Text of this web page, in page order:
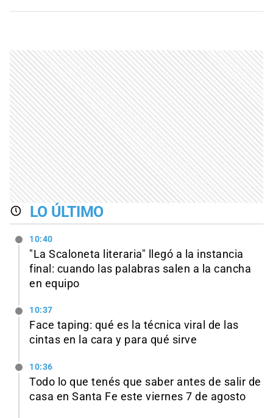
LO ÚLTIMO
10:40
"La Scaloneta literaria" llegó a la instancia
final: cuando las palabras salen a la cancha
en equipo
10:37
Face taping: qué es la técnica viral de las
cintas en la cara y para qué sirve
10:36
Todo lo que tenés que saber antes de salir de
casa en Santa Fe este viernes 7 de agosto